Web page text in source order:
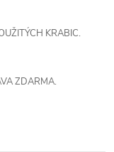
KRABIC.
ZDARMA.